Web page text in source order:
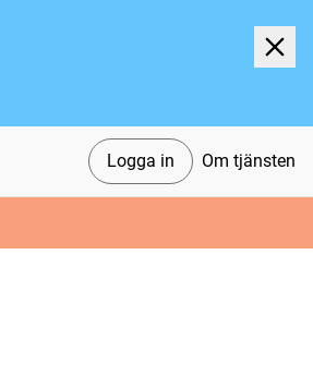
Logga in Om tjänsten